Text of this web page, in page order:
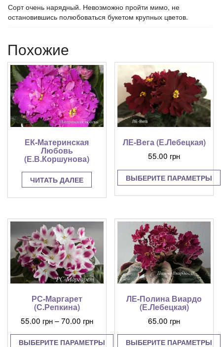
Сорт очень нарядный. Невозможно пройти мимо, не
остановившись полюбоваться букетом крупных цветов.
Похожие
ЕК-Материнская
Любовь
(Е.В.Коршунова)
ЧИТАТЬ ДАЛЕЕ
ЛЕ-Вега (Е.Лебецкая)
55.00 грн
ВЫБЕРИТЕ ПАРАМЕТРЫ
Этот
имеет
несколько
вариаций.
Опции
можно
выбрать
на
странице
товара.
РС-Маргарет
(С.Репкина)
55.00 грн–70.00 грнДиапазон
55.00 грн
ВЫБЕРИТЕ ПАРАМЕТРЫ
ЛЕ-Полина Виардо
(Е.Лебецкая)
65.00 грн
ВЫБЕРИТЕ ПАРАМЕТРЫ